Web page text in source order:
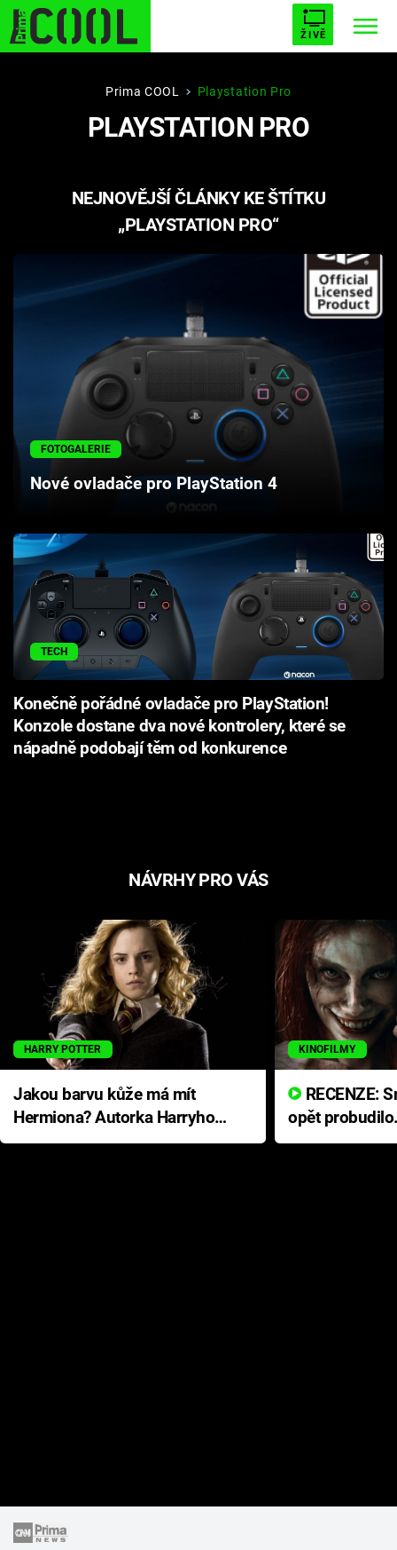
ŽIVĚ
STARHOUSE BUFFY, PŘEMOŽITELKA UPÍRŮ
PLNEJ KOTEL AVENGERS 5
Filmy
Cool Esport
Pořady
Sledujte prima+
Přihlášení
Sledujte nás
Prima COOL Playstation Pro
PLAYSTATION PRO
NEJNOVĚJŠÍ ČLÁNKY KE ŠTÍTKU
„PLAYSTATION PRO“
FOTOGALERIE
Nové ovladače pro PlayStation 4
TECH
Konečně pořádné ovladače pro PlayStation!
Konzole dostane dva nové kontrolery, které se
nápadně podobají těm od konkurence
NÁVRHY PRO VÁS
HARRY POTTER
Jakou barvu kůže má mít
Hermiona? Autorka Harryho
Pottera přišla s ráznou
KINOFILMY
opět
přichází s